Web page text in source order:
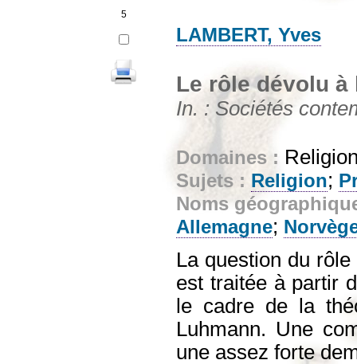
5
LAMBERT, Yves
Le rôle dévolu
In. : Sociétés
Domaines :
Sujets : Religion;
Noms
Allemagne;
La question du
est traitée à partir
le cadre de la
Luhmann. Une
une assez forte